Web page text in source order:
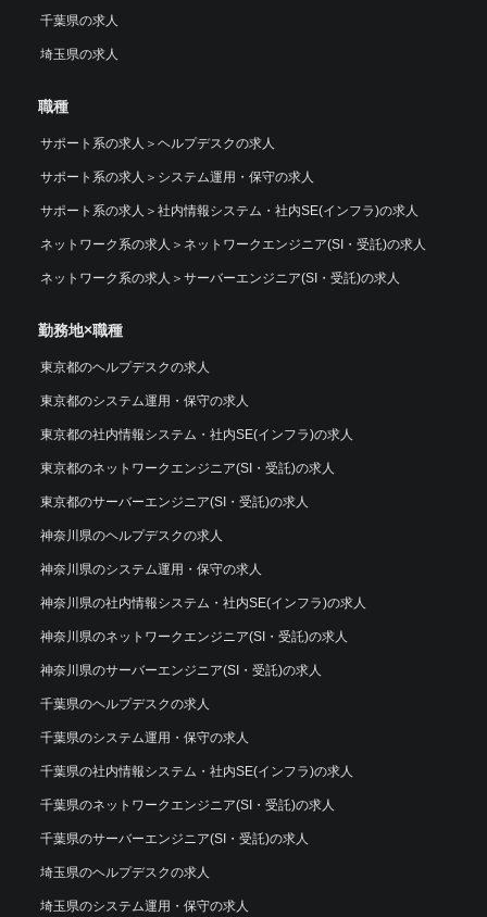
千葉県の求人
埼玉県の求人
職種
サポート系の求人 ＞ ヘルプデスクの求人
サポート系の求人 ＞ システム運用・保守の求人
サポート系の求人 ＞ 社内情報システム・社内SE(インフラ)の求人
ネットワーク系の求人 ＞ ネットワークエンジニア(SI・受託)の求人
ネットワーク系の求人 ＞ サーバーエンジニア(SI・受託)の求人
勤務地×職種
東京都のヘルプデスクの求人
東京都のシステム運用・保守の求人
東京都の社内情報システム・社内SE(インフラ)の求人
東京都のネットワークエンジニア(SI・受託)の求人
東京都のサーバーエンジニア(SI・受託)の求人
神奈川県のヘルプデスクの求人
神奈川県のシステム運用・保守の求人
神奈川県の社内情報システム・社内SE(インフラ)の求人
神奈川県のネットワークエンジニア(SI・受託)の求人
神奈川県のサーバーエンジニア(SI・受託)の求人
千葉県のヘルプデスクの求人
千葉県のシステム運用・保守の求人
千葉県の社内情報システム・社内SE(インフラ)の求人
千葉県のネットワークエンジニア(SI・受託)の求人
千葉県のサーバーエンジニア(SI・受託)の求人
埼玉県のヘルプデスクの求人
埼玉県のシステム運用・保守の求人